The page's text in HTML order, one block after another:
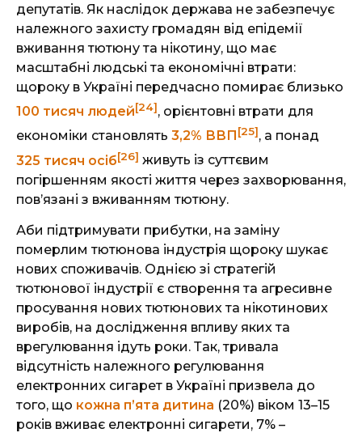
депутатів. Як наслідок держава не забезпечує
належного захисту громадян від епідемії
вживання тютюну та нікотину, що має
масштабні людські та економічні втрати:
щороку в Україні передчасно помирає близько
100 тисяч людей[24], орієнтовні втрати для
економіки становлять 3,2% ВВП [25], а понад
325 тисяч осіб[26] живуть із суттєвим
погіршенням якості життя через захворювання,
пов’язані з вживанням тютюну.
Аби підтримувати прибутки, на заміну
померлим тютюнова індустрія щороку шукає
нових споживачів. Однією зі стратегій
тютюнової індустрії є створення та агресивне
просування нових тютюнових та нікотинових
виробів, на дослідження впливу яких та
врегулювання ідуть роки. Так, тривала
відсутність належного регулювання
електронних сигарет в Україні призвела до
того, що кожна п’ята дитина (20%) віком 13–15
років вживає електронні сигарети, 7% –